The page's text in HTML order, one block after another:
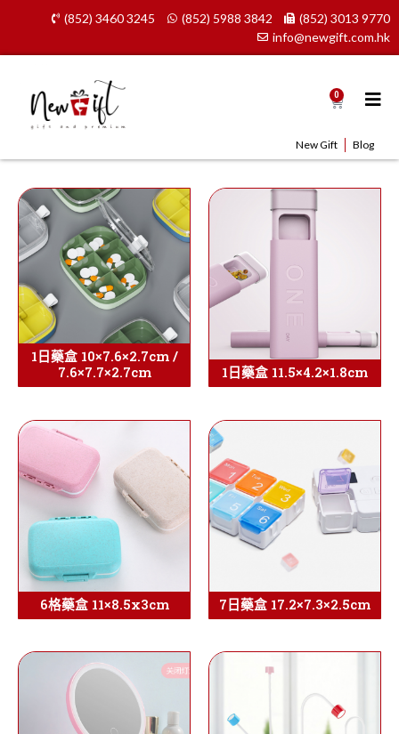
content
(852) 3460 3245 (852) 5988 3842
(852) 3013 9770
info@newgift.com.hk
0 Cart
New Gift Blog
1日藥盒 10×7.6×2.7cm /
7.6×7.7×2.7cm
1日藥盒 11.5×4.2×1.8cm
6格藥盒 11×8.5x3cm 7日藥盒 17.2×7.3×2.5cm